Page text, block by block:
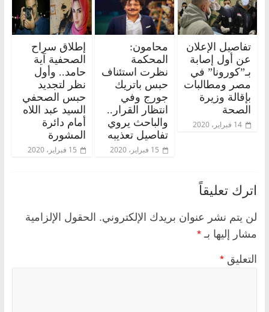
تفاصيل الإعلان
عن أول إصابة
بـ”كورونا” في
مصر ومطالبات
بإقالة وزيرة
الصحة
14 فبراير، 2020
محامون:
المحكمة
نظرت استئناف
حبس باتريك
جورج وفي
انتظار القرار..
والباحث يروي
تفاصيل تعذيبه
15 فبراير، 2020
إطلاق سراح
الصحفية آية
حامد.. وأول
نظر لتجديد
حبس الصحفي
السيد عبد اللاه
أمام دائرة
المشورة
15 فبراير، 2020
اترك تعليقاً
لن يتم نشر عنوان بريدك الإلكتروني. الحقول الإلزامية
مشار إليها بـ *
التعليق *